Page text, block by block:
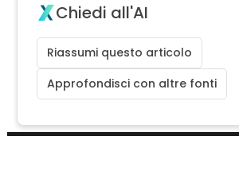
Chiedi all'AI
Riassumi questo articolo
Approfondisci con altre fonti